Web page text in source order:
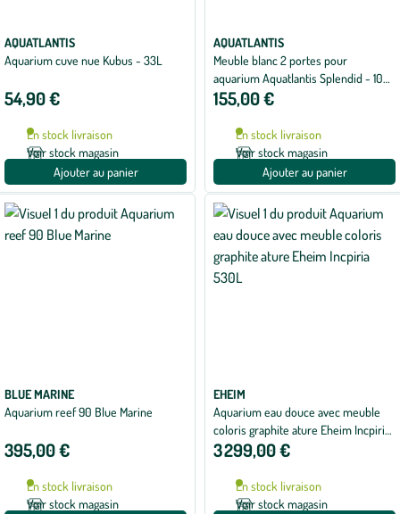
AQUATLANTIS
Aquarium cuve nue Kubus - 33L
54,90 €
En stock livraison
Voir stock magasin
Ajouter au panier
AQUATLANTIS
Meuble blanc 2 portes pour
aquarium Aquatlantis Splendid - 100
x 40 x 83 cm
155,00 €
En stock livraison
Voir stock magasin
Ajouter au panier
BLUE MARINE
Aquarium reef 90 Blue Marine
395,00 €
En stock livraison
Voir stock magasin
EHEIM
Aquarium eau douce avec meuble
coloris graphite ature Eheim Incpiria
530L
3 299,00 €
En stock livraison
Voir stock magasin